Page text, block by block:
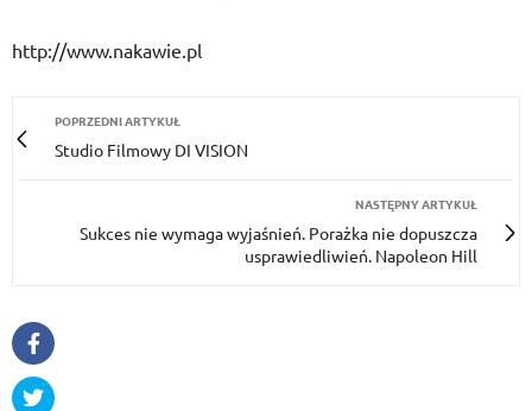
http://www.nakawie.pl
POPRZEDNI ARTYKUŁ
Studio Filmowy DI VISION
NASTĘPNY ARTYKUŁ
Sukces nie wymaga wyjaśnień. Porażka nie dopuszcza
usprawiedliwień. Napoleon Hill